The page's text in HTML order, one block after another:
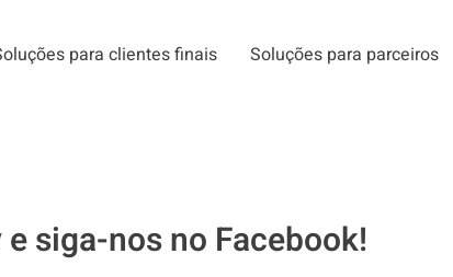
para clientes finais Soluções para parceiros
siga-nos no Facebook!